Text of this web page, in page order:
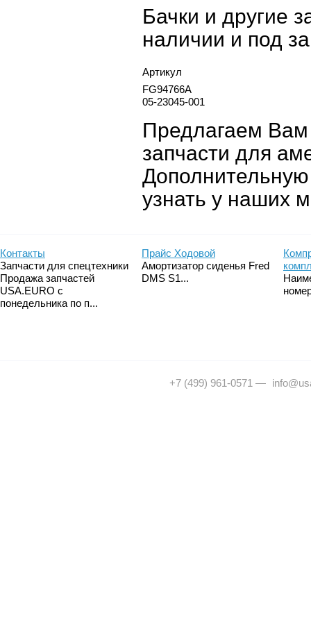
Бачки и другие
наличии и под
Артикул
FG94766A
05-23045-001
Предлагаем
запчасти для
узнать у наших
Контакты
Запчасти для спецтехники
Продажа запчастей
USA.EURO с
понедельника по п...
Прайс Ходовой
Амортизатор сиденья Fred
DMS S1...
+7 (499) 961-0571 —